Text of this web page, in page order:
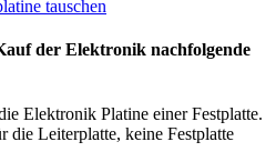
tauschen
der Elektronik nachfolgende
Elektronik Platine einer Festplatte.
Leiterplatte, keine Festplatte